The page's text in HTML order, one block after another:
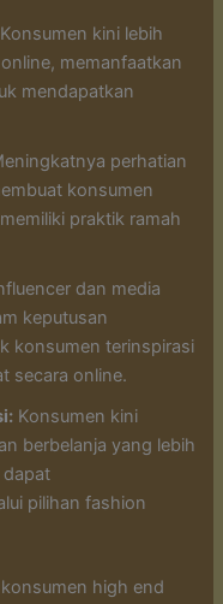
Konsumen kini lebih
memanfaatkan
mendapatkan
perhatian
konsumen
praktik ramah
dan media
keputusan
konsumen terinspirasi
secara online.
Konsumen kini
berbelanja yang lebih
dapat
pilihan fashion
high end